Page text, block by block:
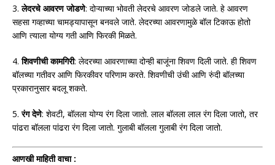
3.लेदरचे आवरण जोडणे: दोऱ्याच्या भोवती लेदरचे आवरण जोडले जाते. हे आवरण
सहसा गव्हाच्या चामड्यापासून बनवले जाते. लेदरच्या आवरणामुळे बॉल टिकाऊ होतो
आणि त्याला योग्य गती आणि फिरकी मिळते.
4.शिवणीची कामगिरी: लेदरच्या आवरणाच्या दोन्ही बाजूंना शिवण दिली जाते. ही शिवण
बॉलच्या गतीवर आणि फिरकीवर परिणाम करते. शिवणीची उंची आणि रुंदी बॉलच्या
प्रकारानुसार बदलू शकते.
5.रंग देणे: शेवटी, बॉलला योग्य रंग दिला जातो. लाल बॉलला लाल रंग दिला जातो, तर
पांढरा बॉलला पांढरा रंग दिला जातो. गुलाबी बॉलला गुलाबी रंग दिला जातो.
आणखी माहिती वाचा :